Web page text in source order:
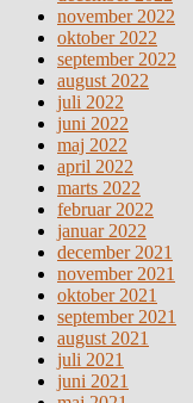
november 2022
oktober 2022
september 2022
august 2022
juli 2022
juni 2022
maj 2022
april 2022
marts 2022
februar 2022
januar 2022
december 2021
november 2021
oktober 2021
september 2021
august 2021
juli 2021
juni 2021